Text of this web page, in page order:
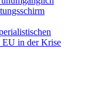
EU in der Krise